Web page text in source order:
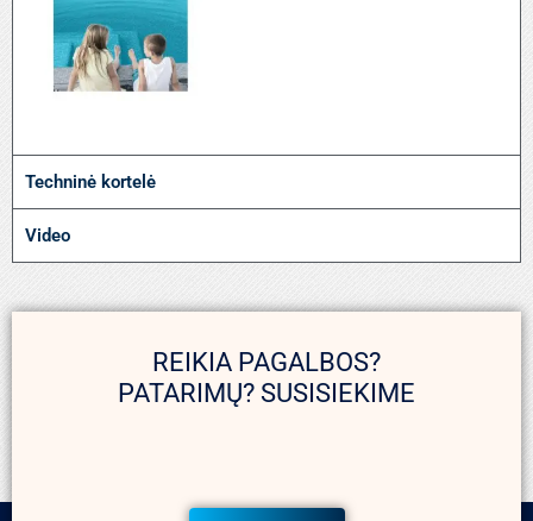
Techninė kortelė
Video
REIKIA PAGALBOS?
PATARIMŲ? SUSISIEKIME